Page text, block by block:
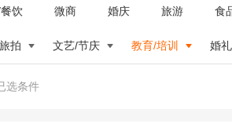
饮 微商 婚庆 旅游 食
拍 文艺/节庆 教育/培训 婚
选条件